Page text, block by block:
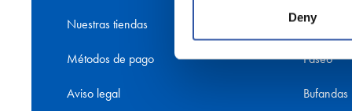
Deny
Nuestras tiendas
Métodos de pago
Aviso legal
Retro RS
Paseo
Bufandas